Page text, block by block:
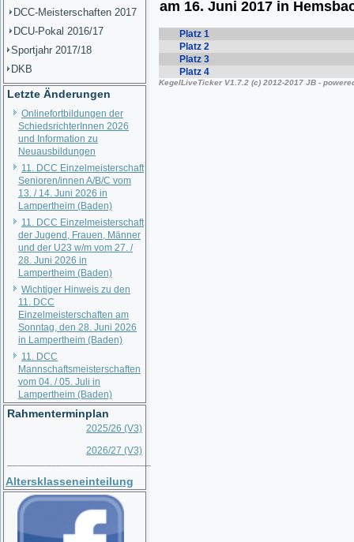
DCC-Meisterschaften 2017
DCU-Pokal 2016/17
Sportjahr 2017/18
DKB
Letzte Änderungen
Onlinefortbildungen der
SchiedsrichterInnen 2026
und Information zu
Neuausbildungen
11. DCC Einzelmeisterschaft
Senioren/innen A/B/C vom
13. / 14. Juni 2026 in
Lampertheim (Baden)
11. DCC Einzelmeisterschaft
der Jugend, Frauen, Männer
und der U23 w/m vom 27. /
28. Juni 2026 in
Lampertheim (Baden)
Wichtiger Hinweis zu den
11. DCC
Einzelmeisterschaften am
Sonntag, den 28. Juni 2026
in Lampertheim (Baden)
11. DCC
Mannschaftsmeisterschaften
vom 04. / 05. Juli in
Lampertheim (Baden)
Rahmenterminplan
2025/26 (V3)
2026/27 (V3)
Altersklasseneinteilung